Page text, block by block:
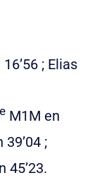
; Elias
e M1M en
39’04 ;
45’23.